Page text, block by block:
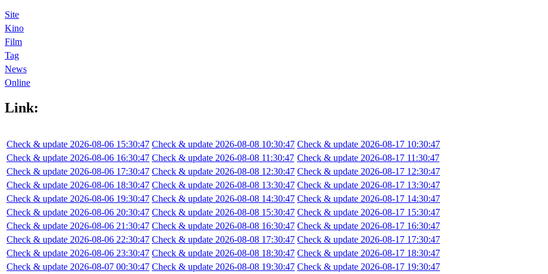
Site
Kino
Film
Tag
News
Online
Link:
Check & update 2026-08-06 15:30:47
Check & update 2026-08-06 16:30:47
Check & update 2026-08-06 17:30:47
Check & update 2026-08-06 18:30:47
Check & update 2026-08-06 19:30:47
Check & update 2026-08-06 20:30:47
Check & update 2026-08-06 21:30:47
Check & update 2026-08-06 22:30:47
Check & update 2026-08-06 23:30:47
Check & update 2026-08-07 00:30:47
Check & update 2026-08-08 10:30:47
Check & update 2026-08-08 11:30:47
Check & update 2026-08-08 12:30:47
Check & update 2026-08-08 13:30:47
Check & update 2026-08-08 14:30:47
Check & update 2026-08-08 15:30:47
Check & update 2026-08-08 16:30:47
Check & update 2026-08-08 17:30:47
Check & update 2026-08-08 18:30:47
Check & update 2026-08-08 19:30:47
Check & update 2026-08-17 10:30:47
Check & update 2026-08-17 11:30:47
Check & update 2026-08-17 12:30:47
Check & update 2026-08-17 13:30:47
Check & update 2026-08-17 14:30:47
Check & update 2026-08-17 15:30:47
Check & update 2026-08-17 16:30:47
Check & update 2026-08-17 17:30:47
Check & update 2026-08-17 18:30:47
Check & update 2026-08-17 19:30:47